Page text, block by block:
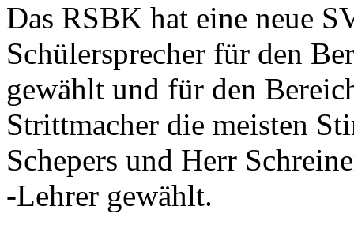
Das RSBK hat eine neue
Schülersprecher für den
gewählt und für den
Strittmacher die meisten
Schepers und Herr
-Lehrer gewählt.